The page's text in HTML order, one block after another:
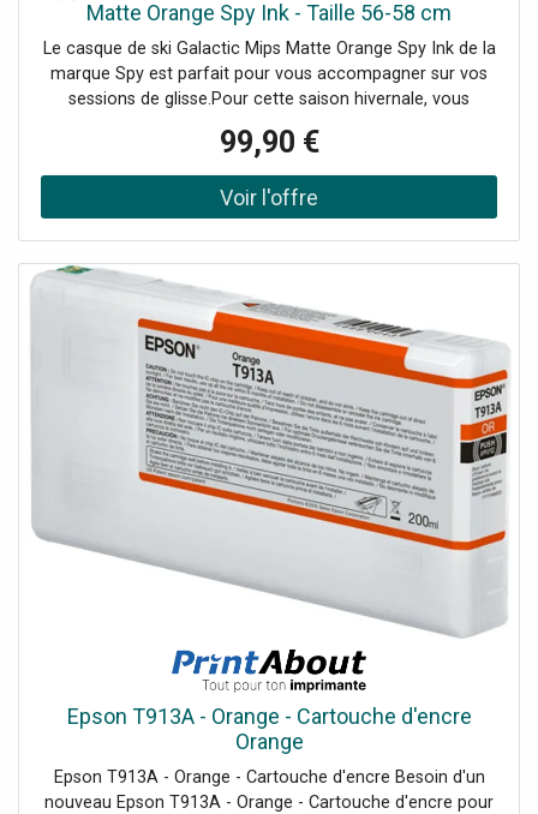
Matte Orange Spy Ink - Taille 56-58 cm
Le casque de ski Galactic Mips Matte Orange Spy Ink de la
marque Spy est parfait pour vous accompagner sur vos
sessions de glisse.Pour cette saison hivernale, vous
Spy ! Voici le Galactic Mips, qui assure une protection
optimale tout en ayant un look inspiré de l'univers du
skate. Un combo gagnant pour des journées de folie sur
les pistes. Bénéficiant de la technologie de protection
d'impact des chocs obliques pour une sécurité maximale.
Sa coque en ABS apporte une excellente résistance aux
chocs tout en assurant une bonne durabilité.Son système
d'ajustement Snug Life permet un réglage ultra-précis afin
d'avoir un produit fitté et stable mais lorsque les activités
extrêmes sont au programme. Concernant la ventilation,
des points d'aérations ont été placés stratégiquement sur
le casque afin d'assurer un flux d'air constant et passer
vos cessions de glisse dans les meilleures conditions.
Pour plus de confort, le modèle bénéficie de protège-
oreilles amovibles et d'une doublure également amovible
et lavable. Petit bonus pour ce modèle, celui-ci est vendu
avec une deuxième visière pour personnaliser votre
casque selon votre tenue ou votre humeur !Alors pour
passer un hiver 100% Spy, laissez-vous tenter par le
Galactic Mips !
99,90 €
Epson T913A - Orange - Cartouche d'encre
Orange
Epson T913A - Orange - Cartouche d'encre Besoin d'un
nouveau Epson T913A - Orange - Cartouche d'encre pour